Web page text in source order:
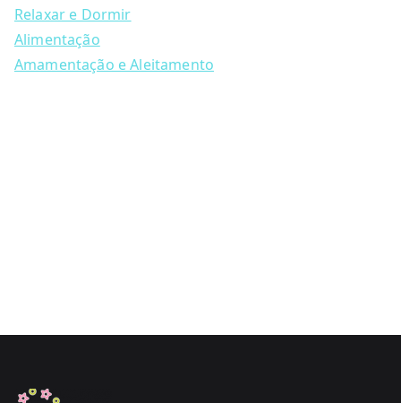
chosen
on
the
Relaxar e Dormir
Alimentação
Amamentação e Aleitamento